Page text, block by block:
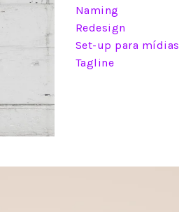
Naming
Redesign
Set-up para mídias
Tagline